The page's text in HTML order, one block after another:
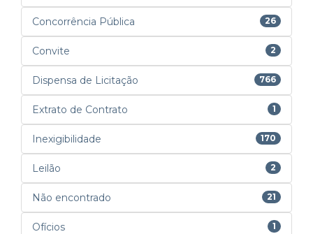
Concorrência Pública 26
Convite 2
Dispensa de Licitação 766
Extrato de Contrato 1
Inexigibilidade 170
Leilão 2
Não encontrado 21
Ofícios 1